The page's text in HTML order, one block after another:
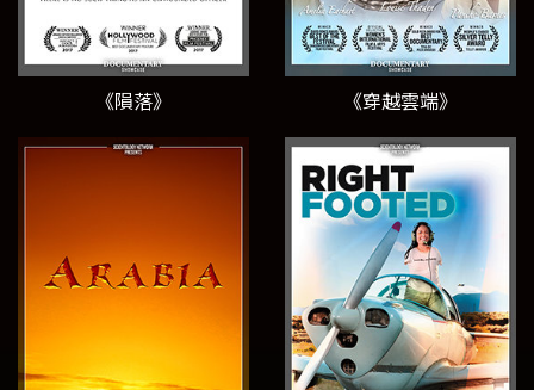
《隕落》 《穿越雲端》